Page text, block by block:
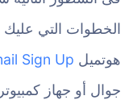
الخطوات التي عليك
هوتميل Sign Up
جوال أو جهاز